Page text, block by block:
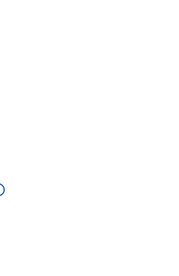
et plus encore. Ce
x l x H) Poids : 2,1 kg